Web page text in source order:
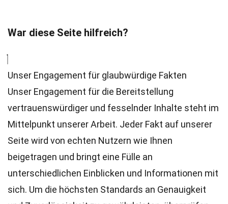
War diese Seite hilfreich?
Unser Engagement für glaubwürdige Fakten
Unser Engagement für die Bereitstellung
vertrauenswürdiger und fesselnder Inhalte steht im
Mittelpunkt unserer Arbeit. Jeder Fakt auf unserer
Seite wird von echten Nutzern wie Ihnen
beigetragen und bringt eine Fülle an
unterschiedlichen Einblicken und Informationen mit
sich. Um die höchsten Standards an Genauigkeit